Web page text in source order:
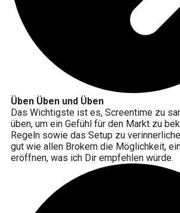
Üben Üben und Üben
Das Wichtigste ist es, Screentime zu
üben, um ein Gefühl für den Markt zu
Regeln sowie das Setup zu
gut wie allen Brokern die Möglichkeit,
eröffnen, was ich Dir empfehlen würde.